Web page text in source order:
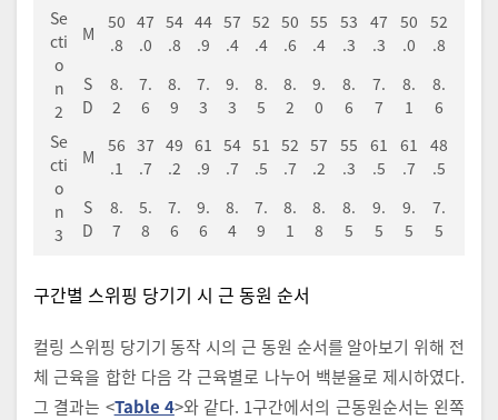
Se
cti
o
n
2
M
50
.8
47
.0
54
.8
44
.9
57
.4
52
.4
50
.6
55
.4
53
.3
47
.3
50
.0
52
.8
S
D
8.
2
7.
6
8.
9
7.
3
9.
3
8.
5
8.
2
9.
0
8.
6
7.
7
8.
1
8.
6
Se
cti
o
n
3
M
56
.1
37
.7
49
.2
61
.9
54
.7
51
.5
52
.7
57
.2
55
.3
61
.5
61
.7
48
.5
S
D
8.
7
5.
8
7.
6
9.
6
8.
4
7.
9
8.
1
8.
8
8.
5
9.
5
9.
5
7.
5
구간별 스위핑 당기기 시 근 동원 순서
컬링 스위핑 당기기 동작 시의 근 동원 순서를 알아보기 위해 전
체 근육을 합한 다음 각 근육별로 나누어 백분율로 제시하였다.
그 결과는 <Table 4>와 같다. 1구간에서의 근동원순서는 왼쪽